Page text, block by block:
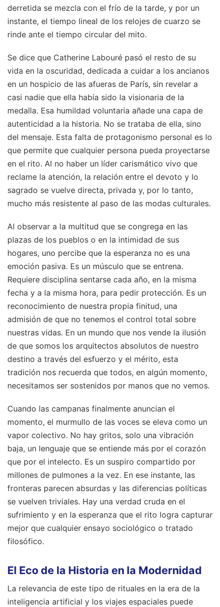
derretida se mezcla con el frío de la tarde, y por un
instante, el tiempo lineal de los relojes de cuarzo se
rinde ante el tiempo circular del mito.
Se dice que Catherine Labouré pasó el resto de su
vida en la oscuridad, dedicada a cuidar a los ancianos
en un hospicio de las afueras de París, sin revelar a
casi nadie que ella había sido la visionaria de la
medalla. Esa humildad voluntaria añade una capa de
autenticidad a la historia. No se trataba de ella, sino
del mensaje. Esta falta de protagonismo personal es lo
que permite que cualquier persona pueda proyectarse
en el rito. Al no haber un líder carismático vivo que
reclame la atención, la relación entre el devoto y lo
sagrado se vuelve directa, privada y, por lo tanto,
mucho más resistente al paso de las modas culturales.
Al observar a la multitud que se congrega en las
plazas de los pueblos o en la intimidad de sus
hogares, uno percibe que la esperanza no es una
emoción pasiva. Es un músculo que se entrena.
Requiere disciplina sentarse cada año, en la misma
fecha y a la misma hora, para pedir protección. Es un
reconocimiento de nuestra propia finitud, una
admisión de que no tenemos el control total sobre
nuestras vidas. En un mundo que nos vende la ilusión
de que somos los arquitectos absolutos de nuestro
destino a través del esfuerzo y el mérito, esta
tradición nos recuerda que todos, en algún momento,
necesitamos ser sostenidos por manos que no vemos.
Cuando las campanas finalmente anuncian el
momento, el murmullo de las voces se eleva como un
vapor colectivo. No hay gritos, solo una vibración
baja, un lenguaje que se entiende más por el corazón
que por el intelecto. Es un suspiro compartido por
millones de pulmones a la vez. En ese instante, las
fronteras parecen absurdas y las diferencias políticas
se vuelven triviales. Hay una verdad cruda en el
sufrimiento y en la esperanza que el rito logra capturar
mejor que cualquier ensayo sociológico o tratado
filosófico.
El Eco de la Historia en la Modernidad
La relevancia de este tipo de rituales en la era de la
inteligencia artificial y los viajes espaciales puede